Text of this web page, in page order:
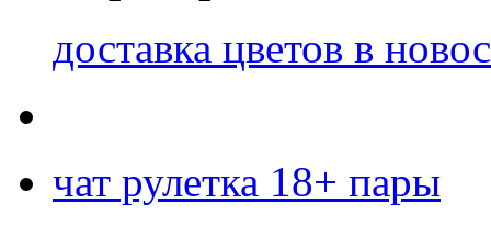
доставка цветов в
чат рулетка 18+ пары